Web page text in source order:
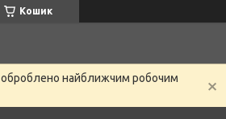
Кошик
оброблено найближчим робочим